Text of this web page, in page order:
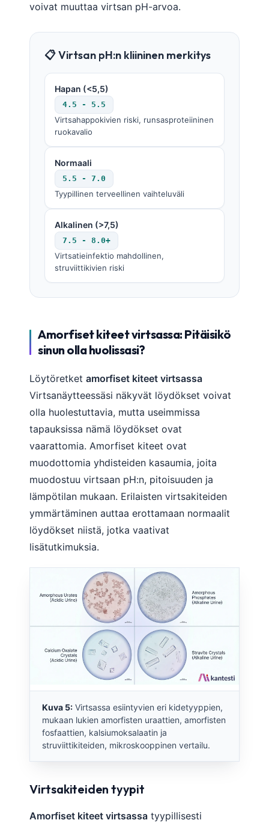
voivat muuttaa virtsan pH-arvoa.
📋 Virtsan pH:n kliininen merkitys
Hapan (<5,5)
4.5 - 5.5
Virtsahappokivien riski, runsasproteiininen
ruokavalio
Normaali
5.5 - 7.0
Tyypillinen terveellinen vaihteluväli
Alkalinen (>7,5)
7.5 - 8.0+
Virtsatieinfektio mahdollinen,
struviittikivien riski
Amorfiset kiteet virtsassa: Pitäisikö
sinun olla huolissasi?
Löytöretket amorfiset kiteet virtsassa
Virtsanäytteessäsi näkyvät löydökset voivat
olla huolestuttavia, mutta useimmissa
tapauksissa nämä löydökset ovat
vaarattomia. Amorfiset kiteet ovat
muodottomia yhdisteiden kasaumia, joita
muodostuu virtsaan pH:n, pitoisuuden ja
lämpötilan mukaan. Erilaisten virtsakiteiden
ymmärtäminen auttaa erottamaan normaalit
löydökset niistä, jotka vaativat
lisätutkimuksia.
Kuva 5: Virtsassa esiintyvien eri kidetyyppien,
mukaan lukien amorfisten uraattien, amorfisten
fosfaattien, kalsiumoksalaatin ja
struviittikiteiden, mikroskooppinen vertailu.
Virtsakiteiden tyypit
Amorfiset kiteet virtsassa tyypillisesti
Kiswahili
Українська
O‘zbekcha
Català
Hrvatski
Slovenčina
كوردی‎
සිංහල
অসমীয়া
Galego
Македонски јазик
Euskara
Gàidhlig
Occitan
العربية المغربية
ພາສາລາວ
Basa Jawa
Кыргызча
Татар теле
Беларуская мова
Esperanto
Frysk
Ślōnskŏ gŏdka
Norsk bokmål